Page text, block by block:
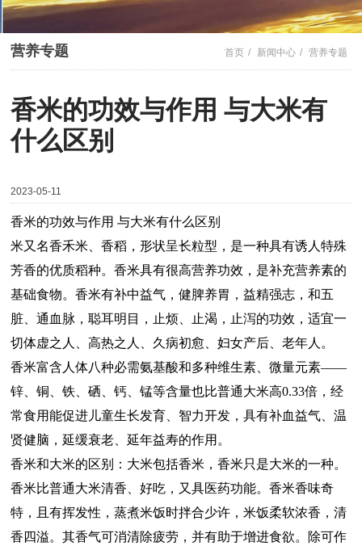
营养专题 首页 / 新闻中心 / 营养专题
香米的功效与作用 与大米有
什么区别
2023-05-11
香米的功效与作用 与大米有什么区别
米又名香禾米、香稻，形状呈长粒型，是一种具有诱人特殊
芳香的优质稻种。香米具有很高营养功效，是补充营养素的
基础食物。香米有补中益气，健脾养胃，益精强志，和五
脏、通血脉，聪耳明目，止烦、止渴，止泻的功效，适宜一
切体虚之人、高热之人、久病初愈、妇女产后、老年人。
香米富含人体八种必需氨基酸和多种维生素、微量元素——
锌、铜、铁、硒、钙、锰等含量也比普通大米高0.33倍，经
常食用能促进儿童生长发育、智力开发，具有补血益气、温
贤健脑，延缓衰老、延年益寿的作用。
香米和大米的区别：大米包括香米，香米只是大米的一种。
香米比普通大米清香、好吃，又具医药功能。香米香味奇
特，且有挥发性，蒸煮米饭时拌合少许，米饭柔软浓香，清
香四溢。其香气可消清除疲劳，并有助于增进食欲。除可作